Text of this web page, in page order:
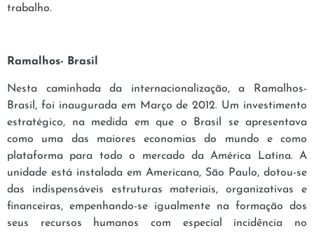
trabalho.
Ramalhos- Brasil
Nesta caminhada da internacionalização, a Ramalhos-
Brasil, foi inaugurada em Março de 2012. Um investimento
estratégico, na medida em que o Brasil se apresentava
como uma das maiores economias do mundo e como
plataforma para todo o mercado da América Latina. A
unidade está instalada em Americana, São Paulo, dotou-se
das indispensáveis estruturas materiais, organizativas e
financeiras, empenhando-se igualmente na formação dos
seus recursos humanos com especial incidência no